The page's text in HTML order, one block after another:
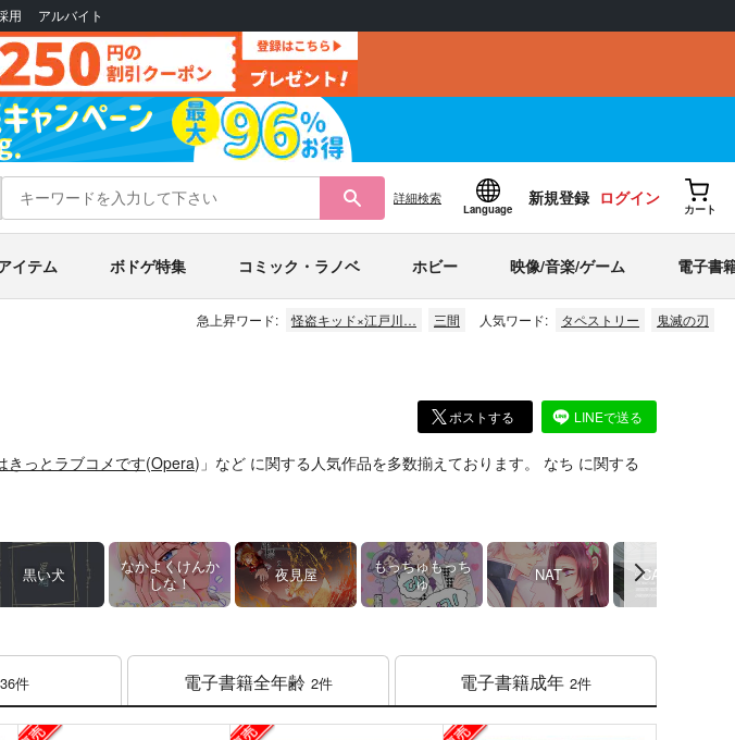
用 アルバイト
詳細検索
Language
新規登録 ログイン
カート
イテム ボドゲ特集 コミック・ラノベ ホビー 映像/音楽/ゲーム 電子書
急上昇ワード: 怪盗キッド×江戸川… 三間 人気ワード: タペストリー 鬼滅の刃
ポストする LINEで送る
きっとラブコメです(Opera)」 など に関する人気作品を多数揃えております。 なち に関する
黒い犬
なかよくけんか
しな！
夜見屋
もっちゅもっち
ゅ
NAT CALAWAY
件 電子書籍全年齢 2件 電子書籍成年 2件